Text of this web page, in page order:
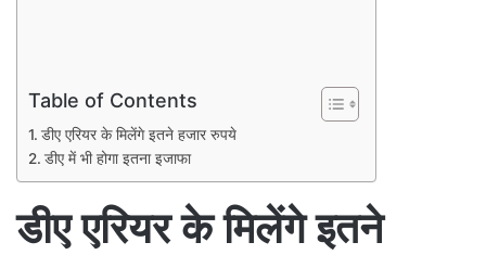
Table of Contents
डीए एरियर के मिलेंगे इतने हजार रुपये
डीए में भी होगा इतना इजाफा
डीए एरियर के मिलेंगे इतने